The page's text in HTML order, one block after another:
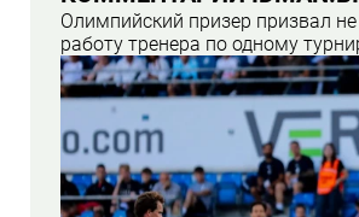
Олимпийский призер призвал
работу тренера по одному